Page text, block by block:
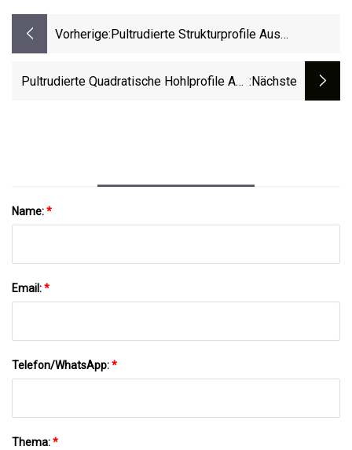
Vorherige:Pultrudierte Strukturprofile Aus
FRP-Produkte, Pultrudierte Profile
Pultrudierte Quadratische Hohlprofile Aus :nächste
Name:*
Email:*
Telefon/WhatsApp:*
Thema:*